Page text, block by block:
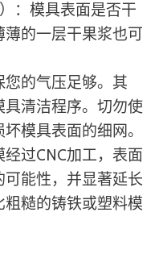
：模具表面是否干
的一层干果浆也可
的气压足够。其
清洁程序。切勿使
模具表面的细网。
过CNC加工，表面
能性，并显著延长
糙的铸铁或塑料模